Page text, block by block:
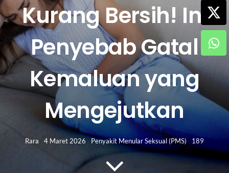
FASILITAS
ARTIKEL
HUBUNGI KAMI
Search
Kurang Bersih! Ini
Penyebab Gatal
Kemaluan yang
Mengejutkan
Rara 4 Maret 2026 Penyakit Menular Seksual (PMS) 189